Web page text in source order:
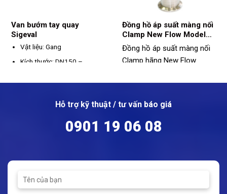
Van bướm tay quay
Sigeval
Vật liệu: Gang
Kích thước: DN150 –
Áp suất: PN10/ PN6
Đồng hồ áp suất màng nối
Clamp New Flow Model
DT106
Đồng hồ áp suất màng nối
Clamp hãng New Flow
Vật liệu: Inox
Dãi đo: -1 ~ 40bar
Hỗ trợ kỹ thuật / tư vấn báo giá
0901 19 06 08